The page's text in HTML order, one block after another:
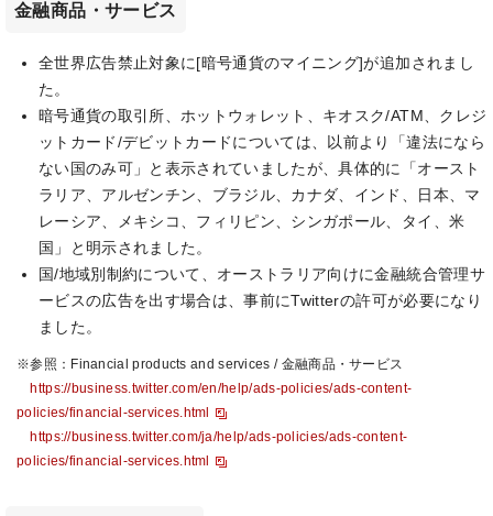
金融商品・サービス
全世界広告禁止対象に[暗号通貨のマイニング]が追加されまし
た。
暗号通貨の取引所、ホットウォレット、キオスク/ATM、クレジ
ットカード/デビットカードについては、以前より「違法になら
ない国のみ可」と表示されていましたが、具体的に「オースト
ラリア、アルゼンチン、ブラジル、カナダ、インド、日本、マ
レーシア、メキシコ、フィリピン、シンガポール、タイ、米
国」と明示されました。
国/地域別制約について、オーストラリア向けに金融統合管理サ
ービスの広告を出す場合は、事前にTwitterの許可が必要になり
ました。
※参照：Financial products and services / 金融商品・サービス
https://business.twitter.com/en/help/ads-policies/ads-content-
policies/financial-services.html
https://business.twitter.com/ja/help/ads-policies/ads-content-
policies/financial-services.html